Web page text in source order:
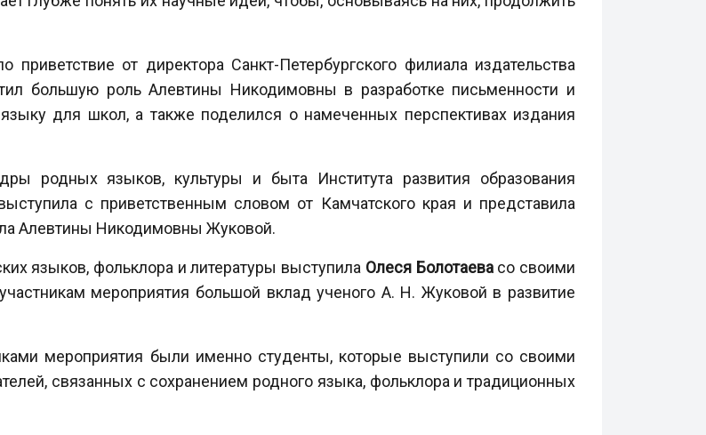
приветствие от директора Санкт-Петербургского филиала издательства
большую роль Алевтины Никодимовны в разработке письменности и
для школ, а также поделился о намеченных перспективах издания
родных языков, культуры и быта Института развития образования
с приветственным словом от Камчатского края и представила
Алевтины Никодимовны Жуковой.
языков, фольклора и литературы выступила Олеся Болотаевасо своими
мероприятия большой вклад ученого А. Н. Жуковой в развитие
мероприятия были именно студенты, которые выступили со своими
связанных с сохранением родного языка, фольклора и традиционных